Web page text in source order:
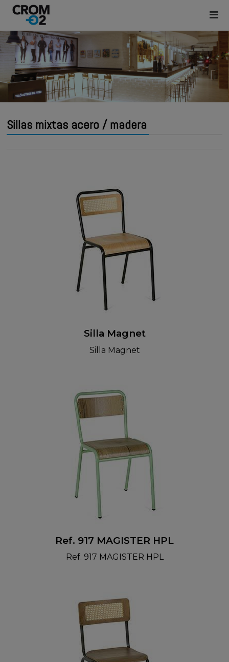
Sillas mixtas acero / madera
Silla Magnet
Silla Magnet
Ref. 917 MAGISTER HPL
Ref. 917 MAGISTER HPL